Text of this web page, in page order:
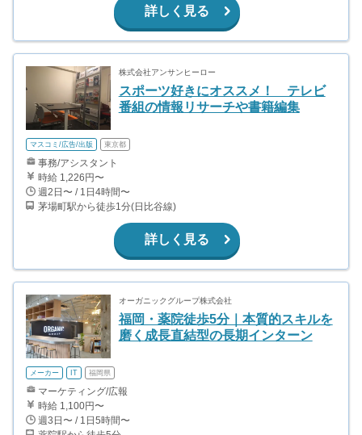
詳しく見る
株式会社アンサンヒーロー
スポーツ好きにオススメ！ テレビ
番組の情報リサーチや書籍編集
マスコミ/広告/出版 東京都
事務/アシスタント
時給 1,226円〜
週2日〜 / 1日4時間〜
茅場町駅から徒歩1分(日比谷線)
詳しく見る
オーガニックグループ株式会社
福岡・薬院徒歩5分｜本質的スキルを
磨く成長直結型の長期インターン
メーカー IT 福岡県
マーケティング/広報
時給 1,100円〜
週3日〜 / 1日5時間〜